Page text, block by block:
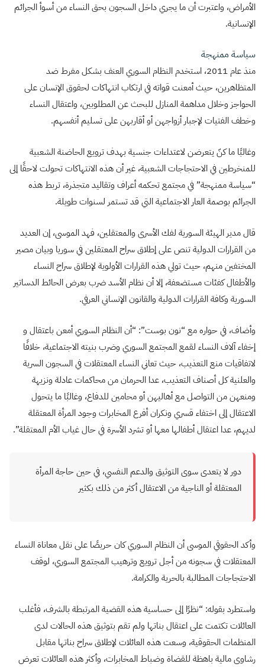
الأمراض، واعتبرت أن ما يجري داخل السجون بحق النساء من أسوأ الجرائم
الإنسانية.
سياسة ممنهجة
منذ عام 2011، استخدم النظام السوري العنف بشكل مفرط ضد
المتظاهرين، حيث أمعنت قواته في ارتكاب انتهاكات لحقوق الإنسان على
الحواجز وخلال مداهمة المنازل للبحث عن المطلوبين، واعتقال النساء
وخطف الفتيات لإجبار أزواجهن أو أقاربهن على تسليم أنفسهم.
وغالبًا ما كنّ يتعرضن لاعتداءات جنسية بهدف ترويع الحاضنة الشعبية
للمنخرطين في الاحتجاجات الشعبية، غير أن هذه الانتهاكات تحولت لاحقًا إلى
“سياسة ممنهجة” في مجتمع تحكمه أعراف وتقاليد متجذرة، تربط هذه
الجرائم بوصمة العار الاجتماعية التي قد تستمر لسنوات طويلة.
قال مدير الهيئة السورية لفك الأسرى والمعتقلين، فهد الموسى، إن العديد
من القرارات الدولية تنص على إطلاق سراح المعتقلين في سوريا وبيان مصير
المختفين منهم، حيث تولي هذه القرارات الأولوية لإطلاق سراح النساء
والأطفال كفئات مستضعفة، إلا أن نظام الأسد ضرب بعرض الحائط الدساتير
السورية وكافة القرارات الدولية والقانون الإنساني العرفي.
وأضاف، في حواره مع “نون بوست”: “أن النظام السوري أمعن باعتقال و
إخفاء آلاف النساء لقمع المجتمع السوري وضرب بنيته الاجتماعية، خلافًا
لاتفاقيات منع التعذيب، حيث تعاني النساء المعتقلات في السجون السرية
والعلنية كل أصناف التعذيب، عدا الحرمان من محاكمات عادلة ونزيهة
ومنعهن من التواصل مع أهاليهن أو محامين للدفاع، وغالبًا ما يتحول
الاعتقال إلى اختفاء قسري ونكران أفرع المخابرات وجود المرأة المعتقلة
لديهم، عدا اعتقال أطفالها معها أو تشرد الأسرة في حال غياب الأم المعتقلة”.
دور لا يتعدى سوى التوثيق والدعم النفسي، في حين حاجة المرأة
المعتقلة أو الناجية من الاعتقال أكثر من ذلك بكثير
وأكد الحقوقي الموسى أن النظام السوري كان حريصًا على نقل معاناة النساء
المعتقلات في سجونه من أجل ترويع وترهيب المجتمع السوري، لوقف
الاحتجاجات المطالبة بالحرية والكرامة.
واستطرد بقوله: “نظرًا إلى حساسية هذه القضية المرتبطة بالشرف، فأغلب
العائلات تكتمت على اعتقال بناتها ولم تقم بتوثيق هذه الحالات لدى
المنظمات الحقوقية، وسعت هذه العائلات لإطلاق سراح بناتها مقابل
رشاوى مالية باهظة للقضاة وضباط المخابرات، وأكثر هذه العائلات تعرض